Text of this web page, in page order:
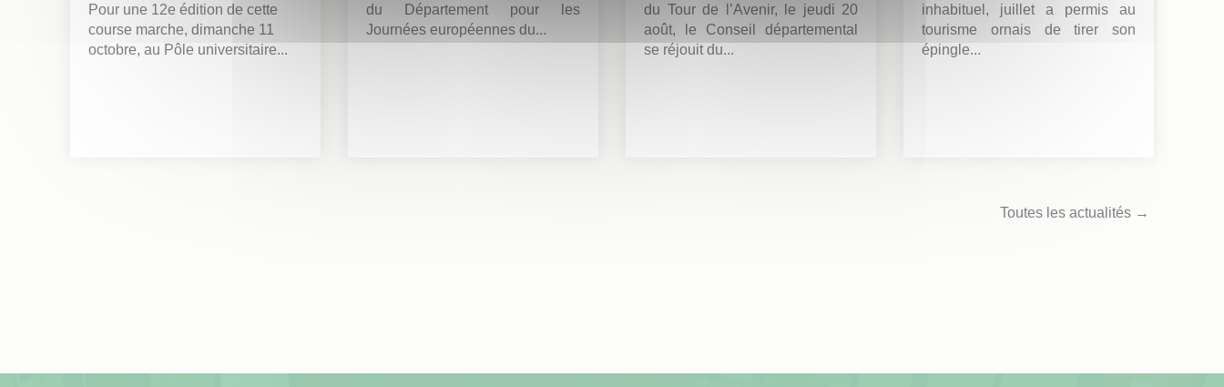
Pour une 12e édition de cette
course marche, dimanche 11
octobre, au Pôle universitaire...
du Département pour les
Journées européennes du...
du Tour de l’Avenir, le jeudi 20
août, le Conseil départemental
se réjouit du...
inhabituel, juillet a permis au
tourisme ornais de tirer son
épingle...
Toutes les actualités →